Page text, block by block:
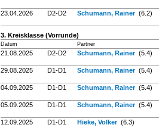
23.04.2026 D2-D2 Schumann, Rainer (6.2)
3. Kreisklasse (Vorrunde)
Datum Partner
21.08.2025 D2-D2 Schumann, Rainer (5.4)
29.08.2025 D1-D1 Schumann, Rainer (5.4)
04.09.2025 D1-D1 Schumann, Rainer (5.4)
05.09.2025 D1-D1 Schumann, Rainer (5.4)
12.09.2025 D1-D1 Hieke, Volker (6.3)